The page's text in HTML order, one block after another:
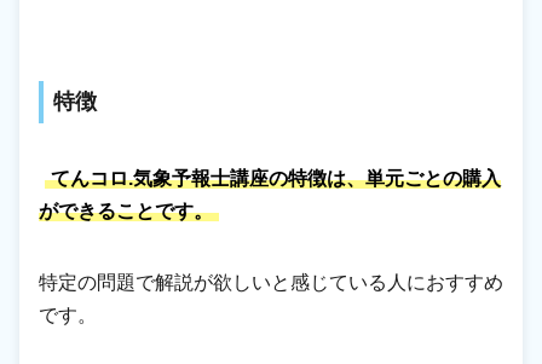
特徴
てんコロ.気象予報士講座の特徴は、単元ごとの購入
ができることです。
特定の問題で解説が欲しいと感じている人におすすめ
です。